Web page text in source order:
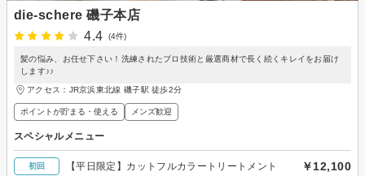
die-schere 磯子本店
4.4
(4件)
髪の悩み、お任せ下さい！洗練されたプロ技術と厳選商材で長く続くキレイをお届け
します♪♪
アクセス：JR京浜東北線 磯子駅 徒歩2分
ポイントが貯まる・使える メンズ歓迎
スペシャルメニュー
初回 【平日限定】カットフルカラートリートメント ￥12,100